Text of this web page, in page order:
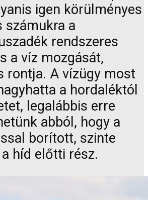
igen körülményes
számukra a
rendszeres
a víz mozgását,
rontja. A vízügy most
a hordaléktól
legalábbis erre
abból, hogy a
borított, szinte
híd előtti rész.